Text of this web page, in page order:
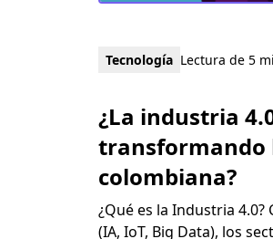
Tecnología Lectura de 5
¿La industria
transformando
colombiana?
¿Qué es la Industria 4.0?
(IA, IoT, Big Data), los